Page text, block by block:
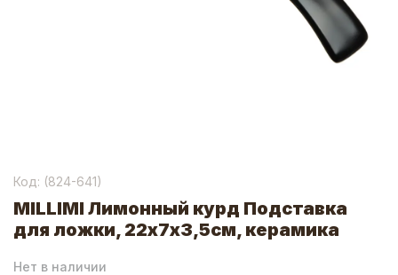
Код: (824-641)
MILLIMI Лимонный курд Подставка
для ложки, 22х7х3,5см, керамика
Нет в наличии